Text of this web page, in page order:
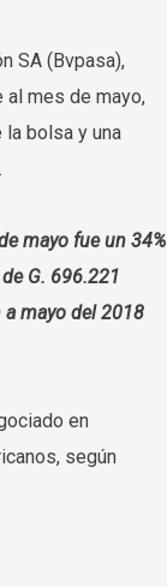
SA (Bvpasa),
mes de mayo,
bolsa y una
mayo fue un 34%
G. 696.221
mayo del 2018
en
según